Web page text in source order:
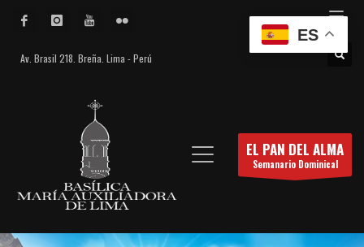
Av. Brasil 218. Breña. Lima - Perú
EL PAN DEL ALMA
Semanario Dominical
ES